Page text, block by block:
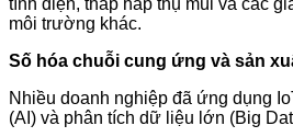
môi trường khác.
Số hóa chuỗi cung ứng và sản
Nhiều doanh nghiệp đã ứng dụng
(AI) và phân tích dữ liệu lớn (Big